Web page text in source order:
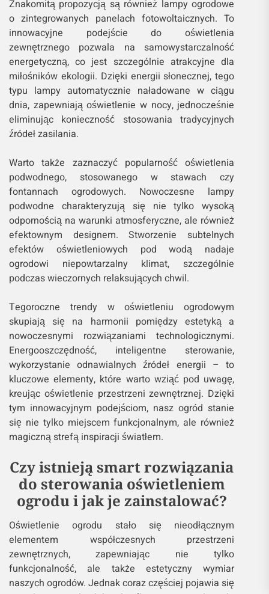
Znakomitą propozycją są również lampy ogrodowe
o zintegrowanych panelach fotowoltaicznych. To
innowacyjne podejście do oświetlenia
zewnętrznego pozwala na samowystarczalność
energetyczną, co jest szczególnie atrakcyjne dla
miłośników ekologii. Dzięki energii słonecznej, tego
typu lampy automatycznie naładowane w ciągu
dnia, zapewniają oświetlenie w nocy, jednocześnie
eliminując konieczność stosowania tradycyjnych
źródeł zasilania.
Warto także zaznaczyć popularność oświetlenia
podwodnego, stosowanego w stawach czy
fontannach ogrodowych. Nowoczesne lampy
podwodne charakteryzują się nie tylko wysoką
odpornością na warunki atmosferyczne, ale również
efektownym designem. Stworzenie subtelnych
efektów oświetleniowych pod wodą nadaje
ogrodowi niepowtarzalny klimat, szczególnie
podczas wieczornych relaksujących chwil.
Tegoroczne trendy w oświetleniu ogrodowym
skupiają się na harmonii pomiędzy estetyką a
nowoczesnymi rozwiązaniami technologicznymi.
Energooszczędność, inteligentne sterowanie,
wykorzystanie odnawialnych źródeł energii – to
kluczowe elementy, które warto wziąć pod uwagę,
kreując oświetlenie przestrzeni zewnętrznej. Dzięki
tym innowacyjnym podejściom, nasz ogród stanie
się nie tylko miejscem funkcjonalnym, ale również
magiczną strefą inspiracji światłem.
Czy istnieją smart rozwiązania
do sterowania oświetleniem
ogrodu i jak je zainstalować?
Oświetlenie ogrodu stało się nieodłącznym
elementem współczesnych przestrzeni
zewnętrznych, zapewniając nie tylko
funkcjonalność, ale także estetyczny wymiar
naszych ogrodów. Jednak coraz częściej pojawia się